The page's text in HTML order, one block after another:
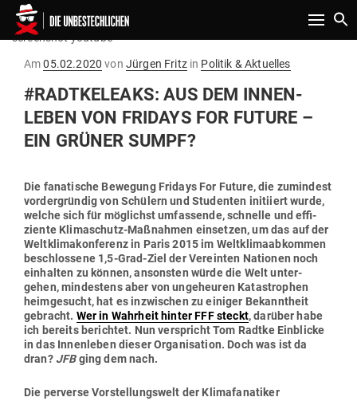
Toggle
screenshot youtube
AmGepostet
05.02.2020 von Jürgen Fritzin Politik & Aktuelles
#RAD­TKE­LEAKS: AUS DEM INNEN­
LEBEN VON FRIDAYS FOR FUTURE –
EIN GRÜNER SUMPF?
Die fana­tische Bewegung Fridays For Future, die zumindest
vor­der­gründig von Schülern und Stu­denten initiiert wurde,
welche sich für mög­lichst umfas­sende, schnelle und effi­
ziente Kli­ma­schutz-Maß­nahmen ein­setzen, um das auf der
Welt­kli­ma­kon­ferenz in Paris 2015 im Welt­kli­ma­ab­kommen
beschlossene 1,5‑Grad-Ziel der Ver­einten Nationen noch
ein­halten zu können, ansonsten würde die Welt unter­
gehen, min­destens aber von unge­heuren Kata­strophen
heim­ge­sucht, hat es inzwi­schen zu einiger Bekanntheit
gebracht. Wer in Wahrheit hinter FFF steckt, darüber habe
ich bereits berichtet. Nun ver­spricht Tom Radtke Ein­blicke
in das Innen­leben dieser Orga­ni­sation. Doch was ist da
dran? JFBging dem nach.
Die per­verse Vor­stel­lungswelt der Klimafanatiker